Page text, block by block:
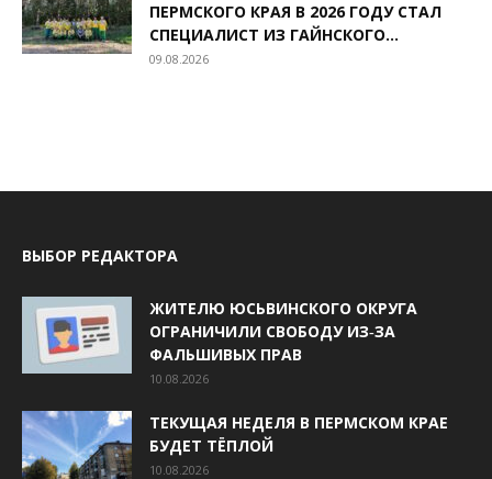
ПЕРМСКОГО КРАЯ В 2026 ГОДУ СТАЛ
СПЕЦИАЛИСТ ИЗ ГАЙНСКОГО...
09.08.2026
ВЫБОР РЕДАКТОРА
ЖИТЕЛЮ ЮСЬВИНСКОГО ОКРУГА
ОГРАНИЧИЛИ СВОБОДУ ИЗ‑ЗА
ФАЛЬШИВЫХ ПРАВ
10.08.2026
ТЕКУЩАЯ НЕДЕЛЯ В ПЕРМСКОМ КРАЕ
БУДЕТ ТЁПЛОЙ
10.08.2026